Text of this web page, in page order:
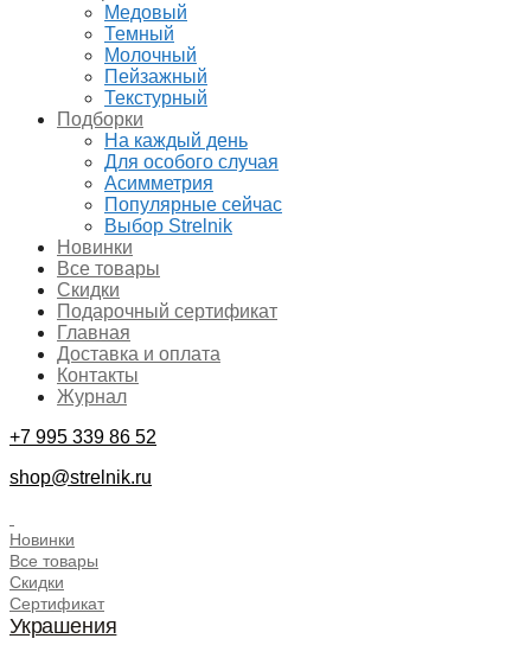
Медовый
Темный
Молочный
Пейзажный
Текстурный
Подборки
На каждый день
Для особого случая
Асимметрия
Популярные сейчас
Выбор Strelnik
Новинки
Все товары
Скидки
Подарочный сертификат
Главная
Доставка и оплата
Контакты
Журнал
+7 995 339 86 52
shop@strelnik.ru
Новинки
Все товары
Скидки
Сертификат
Украшения